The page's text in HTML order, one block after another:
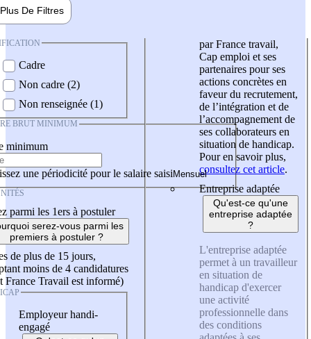
Plus De Filtres
Cadre
Non cadre (2)
Non renseignée (1)
BRUT MINIMUM
minimum
une périodicité pour le salaire saisi
parmi les 1ers à postuler
serez-vous parmi les
premiers à postuler ?
de plus de 15 jours,
moins de 4 candidatures
France Travail est informé)
Employeur handi-
engagé
par France travail,
Cap emploi et ses
partenaires pour ses
actions concrètes en
faveur du recrutement,
de l’intégration et de
l’accompagnement de
ses collaborateurs en
situation de handicap.
Pour en savoir plus,
consultez cet article.
Entreprise adaptée
Qu'est-ce qu'une
entreprise adaptée
?
L'entreprise adaptée
permet à un travailleur
en situation de
handicap d'exercer
une activité
professionnelle dans
des conditions